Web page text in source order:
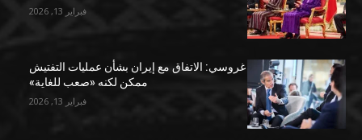
فبراير 13, 2026
غروسي: الاتفاق مع إيران بشأن عمليات التفتيش
ممكن لكنه «صعب للغاية»
فبراير 13, 2026